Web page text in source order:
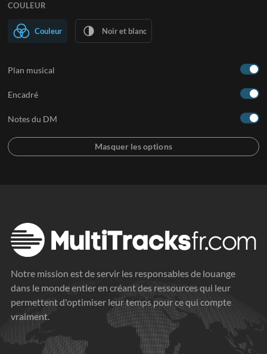
COULEUR
Couleur Noir et blanc
Plan musical
Encadré
Notes du DM
Notre mission est de servir les responsables de louange
dans le monde entier en créant des ressources qui leur
permettent d'optimiser leur temps pour ce qui compte
vraiment.